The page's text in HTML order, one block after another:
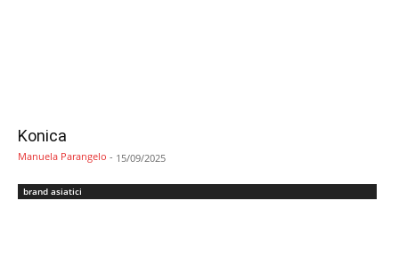
Konica
Manuela Parangelo - 15/09/2025
brand asiatici